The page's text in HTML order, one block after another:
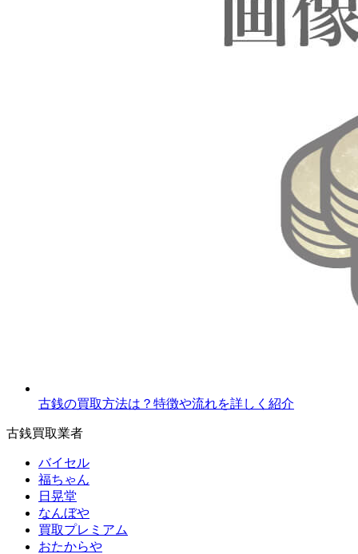
古銭の買取方法は？特徴や流れを詳しく紹介
古銭買取業者
バイセル
福ちゃん
日晃堂
なんぼや
買取プレミアム
おたからや